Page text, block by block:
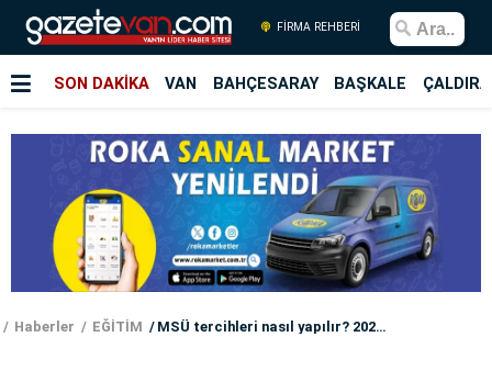
FİRMA REHBERİ
SON DAKİKA VAN BAHÇESARAY BAŞKALE
Haberler EĞİTİM MSÜ tercihleri nasıl yapılır? 2026 MSÜ tercihleri ne zaman başlıyor?